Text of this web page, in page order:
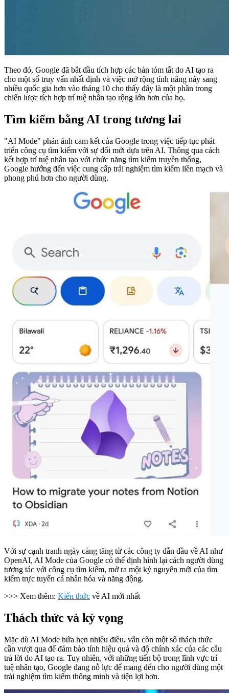
Theo đó, Google đã bắt đầu tích hợp các bản tóm tắt do AI tạo ra
cho một số truy vấn nhất định và việc mở rộng tính năng này sang
nhiều quốc gia hơn vào tháng 10 cho thấy đây là một phần trong
chiến lược tích hợp trí tuệ nhân tạo rộng lớn hơn của họ.
Tìm kiếm bằng AI trong tương lai
"AI Mode" phản ánh cam kết của Google trong việc tiếp tục phát
triển công cụ tìm kiếm với sự đổi mới dựa trên AI. Thông qua cách
kết hợp trí tuệ nhân tạo với chức năng tìm kiếm truyền thống,
Google hướng đến việc cung cấp trải nghiệm tìm kiếm liền mạch và
phong phú hơn cho người dùng.
Với sự cạnh tranh ngày càng tăng từ các công ty dẫn đầu về AI như
OpenAI, AI Mode của Google có thể định hình lại cách người dùng
tương tác với công cụ tìm kiếm, mở ra một kỷ nguyên mới của tìm
kiếm trực tuyến cá nhân hóa và năng động.
>>> Xem thêm: Kiến thức về AI mới nhất
Thách thức và kỳ vọng
Mặc dù AI Mode hứa hẹn nhiều điều, vẫn còn một số thách thức
cần vượt qua để đảm bảo tính hiệu quả và độ chính xác của các câu
trả lời do AI tạo ra. Tuy nhiên, với những tiến bộ trong lĩnh vực trí
tuệ nhân tạo, Google đang nỗ lực để mang đến cho người dùng một
trải nghiệm tìm kiếm thông minh và tiện lợi hơn.